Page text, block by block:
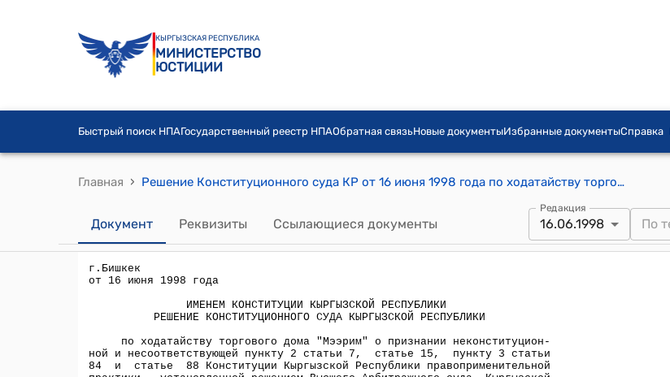
КЫРГЫЗСКАЯ РЕСПУБЛИКА
МИНИСТЕРСТВО
ЮСТИЦИИ
Быстрый поиск НПАГосударственный реестр НПАОбратная связьНовые документыИзбранные документыСправка
Главная › Решение Конституционного суда КР от 16 июня 1998 года по ходатайству торгового дома "Мээрим" о признании неконституционной и несоответствующей пункту 2 статьи 7, статье 15, пункту 3 статьи 84 и статье 88 Конституции Кыргызской Республики правоприменительной практики, установленной решением Высшего Арбитражного суда Кыргызской Республики от 4 марта 1997 года и постановлением кассационной инстанции Высшего Арбитражного суда Кыргызской Республики от 27 мая 1997 года
Документ Реквизиты Ссылающиеся документы
Редакция
16.06.1998